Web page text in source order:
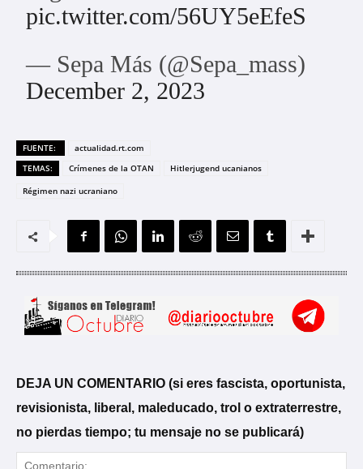
pic.twitter.com/56UY5eEfeS
— Sepa Más (@Sepa_mass)
December 2, 2023
FUENTE:
actualidad.rt.com
TEMAS:
Crímenes de la OTAN
Hitlerjugend ucanianos
Régimen nazi ucraniano
DEJA UN COMENTARIO (si eres fascista, oportunista,
revisionista, liberal, maleducado, trol o extraterrestre,
no pierdas tiempo; tu mensaje no se publicará)